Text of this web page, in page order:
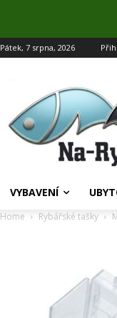
Pátek, 7 srpna, 2026
VYBAVENÍ
Home Rybářské tašky